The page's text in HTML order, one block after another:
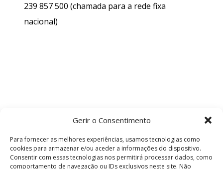
Gerir o Consentimento
Para fornecer as melhores experiências, usamos tecnologias como
cookies para armazenar e/ou aceder a informações do dispositivo.
Consentir com essas tecnologias nos permitirá processar dados, como
comportamento de navegação ou IDs exclusivos neste site. Não
239 857 500 (chamada para a rede fixa
nacional)